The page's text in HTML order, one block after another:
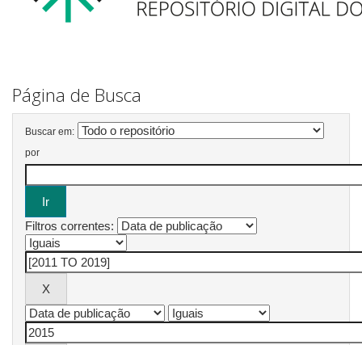
Página de Busca
Buscar em:
por
Filtros correntes: